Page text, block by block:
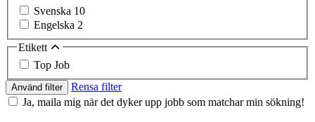
Svenska 10
Engelska 2
Etikett
Top Job
Använd filter
Rensa filter
Ja, maila mig när det dyker upp jobb som matchar min sökning!